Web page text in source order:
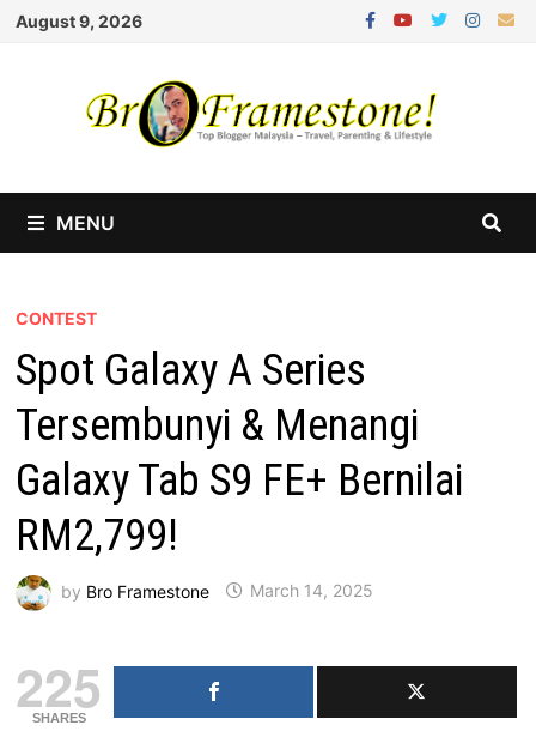
Skip
August 9, 2026
MENU
CONTEST
Spot Galaxy A Series
Tersembunyi & Menangi
Galaxy Tab S9 FE+ Bernilai
RM2,799!
by Bro Framestone March 14, 2025
225
SHARES